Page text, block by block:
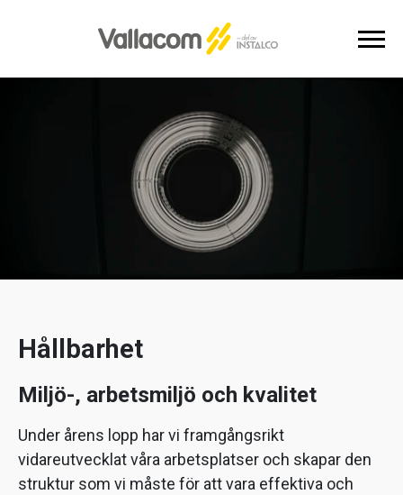
Hållbarhet
Miljö-, arbetsmiljö och kvalitet
Under årens lopp har vi framgångsrikt
vidareutvecklat våra arbetsplatser och skapar den
struktur som vi måste för att vara effektiva och